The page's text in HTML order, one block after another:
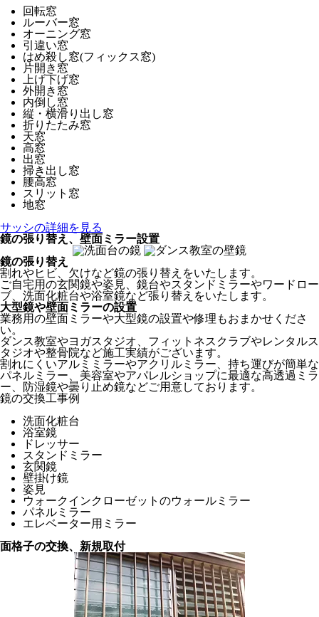
回転窓
ルーバー窓
オーニング窓
引違い窓
はめ殺し窓(フィックス窓)
片開き窓
上げ下げ窓
外開き窓
内倒し窓
縦・横滑り出し窓
折りたたみ窓
天窓
高窓
出窓
掃き出し窓
腰高窓
スリット窓
地窓
サッシの詳細を見る
鏡の張り替え、壁面ミラー設置
鏡の張り替え
割れやヒビ、欠けなど鏡の張り替えをいたします。
ご自宅用の玄関鏡や姿見、鏡台やスタンドミラーやワードロー
ブ、洗面化粧台や浴室鏡など張り替えをいたします。
大型鏡や壁面ミラーの設置
業務用の壁面ミラーや大型鏡の設置や修理もおまかせくださ
い。
ダンス教室やヨガスタジオ、フィットネスクラブやレンタルス
タジオや整骨院など施工実績がございます。
割れにくいアルミミラーやアクリルミラー、持ち運びが簡単な
パネルミラー、美容室やアパレルショップに最適な高透過ミラ
ー、防湿鏡や曇り止め鏡などご用意しております。
鏡の交換工事例
洗面化粧台
浴室鏡
ドレッサー
スタンドミラー
玄関鏡
壁掛け鏡
姿見
ウォークインクローゼットのウォールミラー
パネルミラー
エレベーター用ミラー
面格子の交換、新規取付